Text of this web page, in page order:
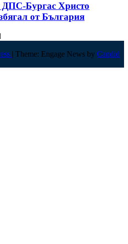
Бургас Христо
от България
| Theme: Engage News by Candid